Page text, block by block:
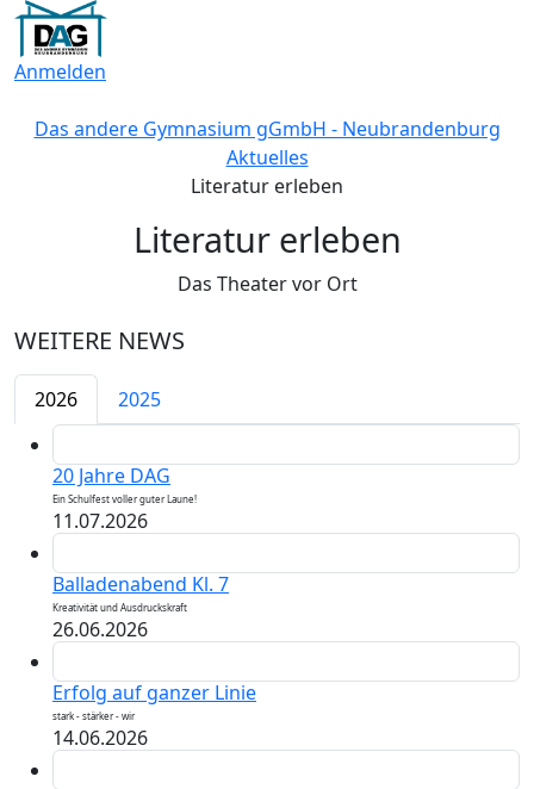
Anmelden
Literatur erleben
Das Theater vor Ort
Das andere Gymnasium gGmbH - Neubrandenburg
Aktuelles
Literatur erleben
WEITERE NEWS
2026 2025
20 Jahre DAG
Ein Schulfest voller guter Laune!
11.07.2026
Balladenabend Kl. 7
Kreativität und Ausdruckskraft
26.06.2026
Erfolg auf ganzer Linie
stark - stärker - wir
14.06.2026